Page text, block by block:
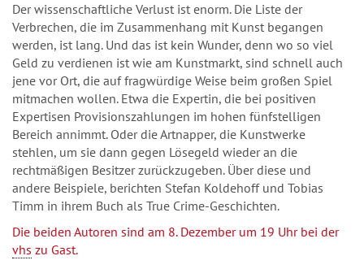
Der wissenschaftliche Verlust ist enorm. Die Liste der
Verbrechen, die im Zusammenhang mit Kunst begangen
werden, ist lang. Und das ist kein Wunder, denn wo so viel
Geld zu verdienen ist wie am Kunstmarkt, sind schnell auch
jene vor Ort, die auf fragwürdige Weise beim großen Spiel
mitmachen wollen. Etwa die Expertin, die bei positiven
Expertisen Provisionszahlungen im hohen fünfstelligen
Bereich annimmt. Oder die Artnapper, die Kunstwerke
stehlen, um sie dann gegen Lösegeld wieder an die
rechtmäßigen Besitzer zurückzugeben. Über diese und
andere Beispiele, berichten Stefan Koldehoff und Tobias
Timm in ihrem Buch als True Crime-Geschichten.
Die beiden Autoren sind am 8. Dezember um 19 Uhr bei der
vhs zu Gast.